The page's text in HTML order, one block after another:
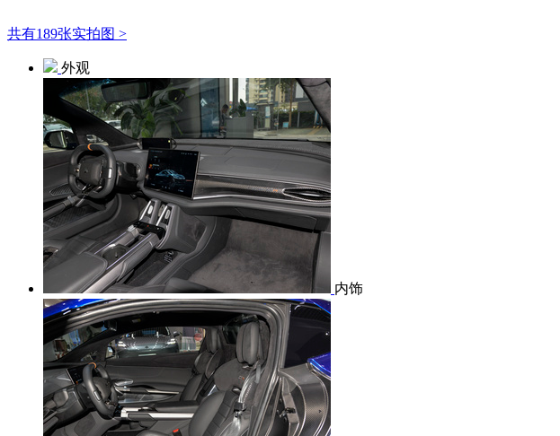
共有189张实拍图 >
外观
内饰